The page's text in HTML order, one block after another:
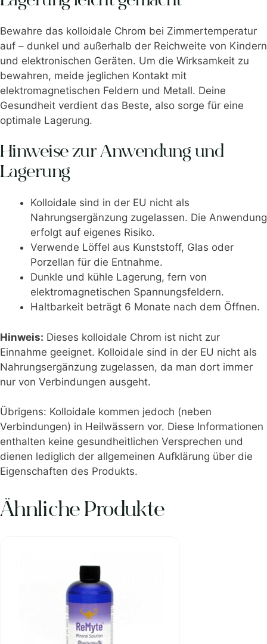
Bewahre das kolloidale Chrom bei Zimmertemperatur
auf – dunkel und außerhalb der Reichweite von Kindern
und elektronischen Geräten. Um die Wirksamkeit zu
bewahren, meide jeglichen Kontakt mit
elektromagnetischen Feldern und Metall. Deine
Gesundheit verdient das Beste, also sorge für eine
optimale Lagerung.
Hinweise zur Anwendung und
Lagerung
Kolloidale sind in der EU nicht als
Nahrungsergänzung zugelassen. Die Anwendung
erfolgt auf eigenes Risiko.
Verwende Löffel aus Kunststoff, Glas oder
Porzellan für die Entnahme.
Dunkle und kühle Lagerung, fern von
elektromagnetischen Spannungsfeldern.
Haltbarkeit beträgt 6 Monate nach dem Öffnen.
Hinweis: Dieses kolloidale Chrom ist nicht zur
Einnahme geeignet. Kolloidale sind in der EU nicht als
Nahrungsergänzung zugelassen, da man dort immer
nur von Verbindungen ausgeht.
Übrigens: Kolloidale kommen jedoch (neben
Verbindungen) in Heilwässern vor. Diese Informationen
enthalten keine gesundheitlichen Versprechen und
dienen lediglich der allgemeinen Aufklärung über die
Eigenschaften des Produkts.
Ähnliche Produkte